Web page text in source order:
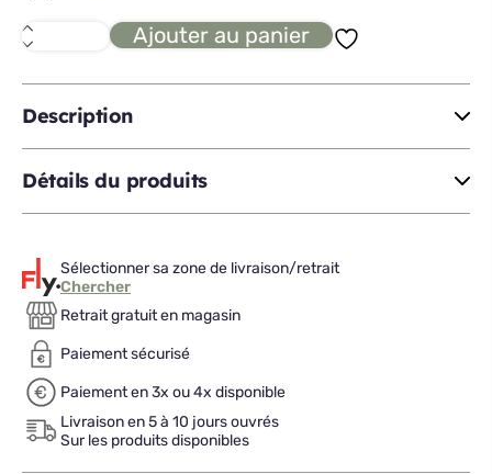
quantité
de
bibliothèque
Ajouter au panier
Description
Détails du produits
Sélectionner sa zone de livraison/retrait
Chercher
Retrait gratuit en magasin
Paiement sécurisé
Paiement en 3x ou 4x disponible
Livraison en 5 à 10 jours ouvrés
Sur les produits disponibles